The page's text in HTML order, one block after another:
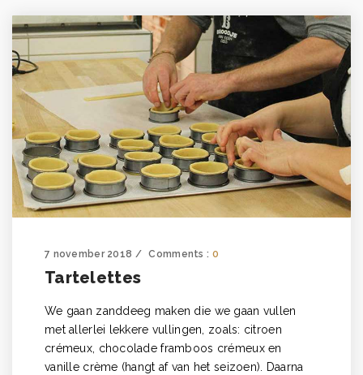
7 november 2018 Comments : 0
Tartelettes
We gaan zanddeeg maken die we gaan vullen
met allerlei lekkere vullingen, zoals: citroen
crémeux, chocolade framboos crémeux en
vanille crème (hangt af van het seizoen). Daarna